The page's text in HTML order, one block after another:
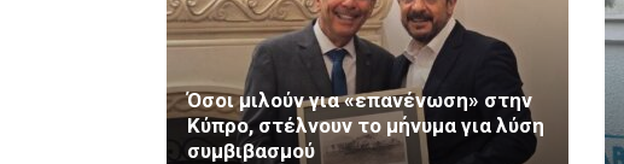
Όσοι μιλούν για «επανένωση» στην
Κύπρο, στέλνουν το μήνυμα για λύση
συμβιβασμού